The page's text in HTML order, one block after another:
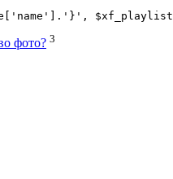
фото? 3